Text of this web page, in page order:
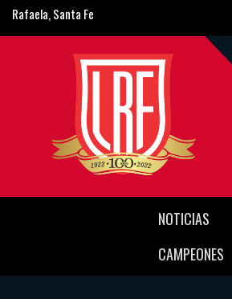
Rafaela, Santa Fe
NOTICIAS
CAMPEONES